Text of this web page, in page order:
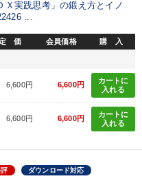
Ｘ実践思考」の鍛え方とイノ
...
定 価 会員価格 購 入
6,600円 6,600円
カートに
入れる
6,600円 6,600円
カートに
入れる
ダウンロード対応